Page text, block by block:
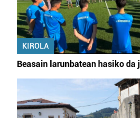
datuen atalean. Edozein unetan alda
zure baimena Cookieen
Webgune honek cookie propioak eta
fitxategiak erabiltzen ditu. Zure
zerbitzuak hobetzeko asmoz, cookie
baliatzen gara. Ohar hau onartuz
erabiltzeko baimen esplizitua
irakurri
KIROLA
Beasain larunbatean hasiko da